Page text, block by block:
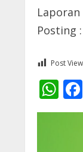
Laporan
Posting
Post